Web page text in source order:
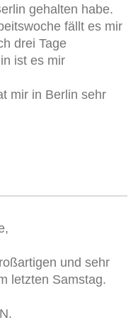
gehalten habe.
fällt es mir
drei Tage
ist es mir
mir in Berlin sehr
und sehr
letzten Samstag.